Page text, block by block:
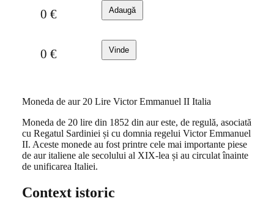
0 € Adaugă
0 € Vinde
Moneda de aur 20 Lire Victor Emmanuel II Italia
Moneda de 20 lire din 1852 din aur este, de regulă, asociată
cu Regatul Sardiniei și cu domnia regelui Victor Emmanuel
II. Aceste monede au fost printre cele mai importante piese
de aur italiene ale secolului al XIX-lea și au circulat înainte
de unificarea Italiei.
Context istoric